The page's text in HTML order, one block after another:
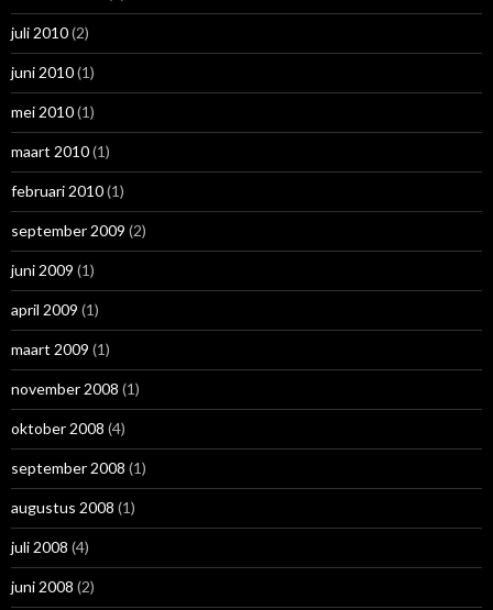
juli 2010(2)
juni 2010(1)
mei 2010(1)
maart 2010(1)
februari 2010(1)
september 2009 (2)
juni 2009 (1)
april 2009 (1)
maart 2009 (1)
november 2008 (1)
oktober 2008 (4)
september 2008 (1)
augustus 2008 (1)
juli 2008 (4)
juni 2008 (2)